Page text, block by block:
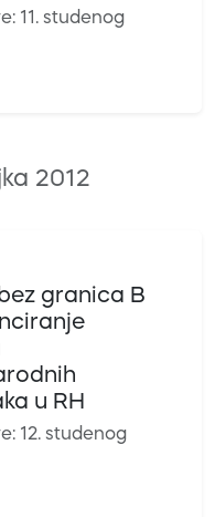
11. studenog
2012
granica B
u RH
12. studenog